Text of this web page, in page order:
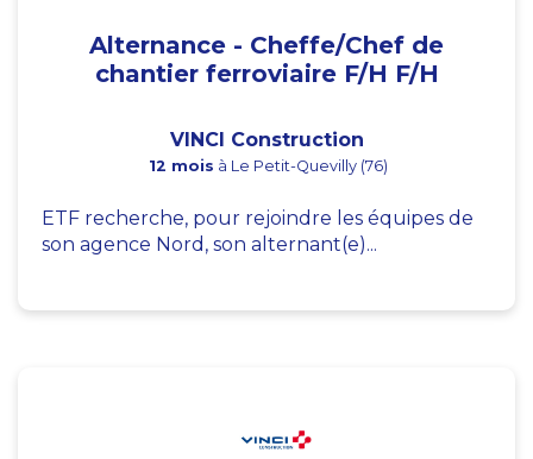
Alternance - Cheffe/Chef de
chantier ferroviaire F/H F/H
VINCI Construction
12 mois à Le Petit-Quevilly (76)
ETF recherche, pour rejoindre les équipes de
son agence Nord, son alternant(e)...